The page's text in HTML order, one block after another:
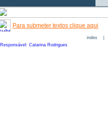
Para submeter textos clique aqui
index|